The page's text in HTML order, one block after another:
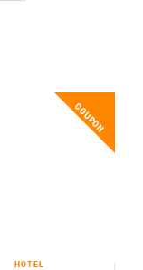
COUPON
HOTEL